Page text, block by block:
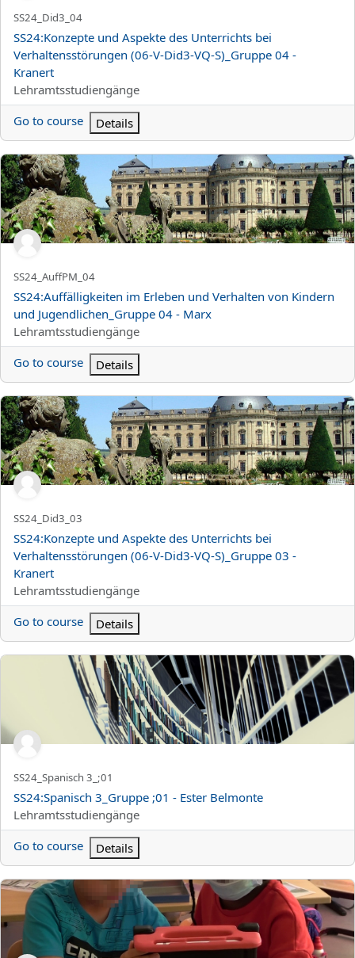
Kortnamn för kurs
SS24_Did3_04
Kursnamn
SS24:Konzepte und Aspekte des Unterrichts bei
Verhaltensstörungen (06-V-Did3-VQ-S)_Gruppe 04 -
Kranert
Kurskategori
Lehramtsstudiengänge
Go to course
Details
SS24:Auffälligkeiten im Erleben und Verhalten von Kindern und
Kortnamn för kurs
SS24_AuffPM_04
Kursnamn
SS24:Auffälligkeiten im Erleben und Verhalten von Kindern
und Jugendlichen_Gruppe 04 - Marx
Kurskategori
Lehramtsstudiengänge
Go to course
Details
SS24:Konzepte und Aspekte des Unterrichts bei
Kortnamn för kurs
SS24_Did3_03
Kursnamn
SS24:Konzepte und Aspekte des Unterrichts bei
Verhaltensstörungen (06-V-Did3-VQ-S)_Gruppe 03 -
Kranert
Kurskategori
Lehramtsstudiengänge
Go to course
Details
SS24:Spanisch 3_Gruppe ;01 - Ester Belmonte
Kortnamn för kurs
SS24_Spanisch 3_;01
Kursnamn
SS24:Spanisch 3_Gruppe ;01 - Ester Belmonte
Kurskategori
Lehramtsstudiengänge
Go to course
Details
SS24:Schriftspracherwerb II: Individuelle Förderung im